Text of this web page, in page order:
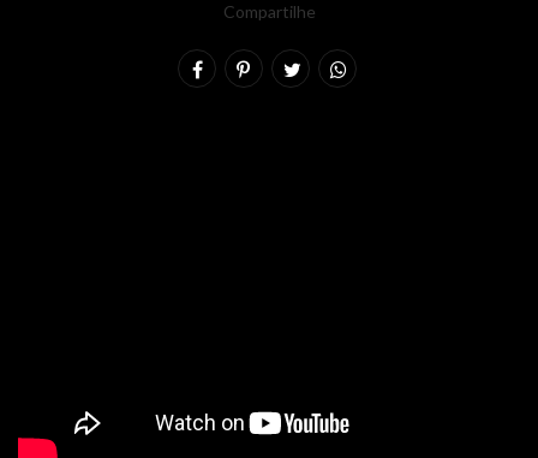
Compartilhe